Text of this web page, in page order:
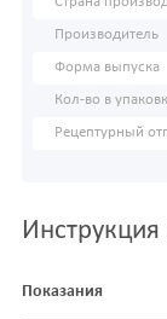
Производитель
Форма выпуска
Кол-во в
Рецептурный
Показания